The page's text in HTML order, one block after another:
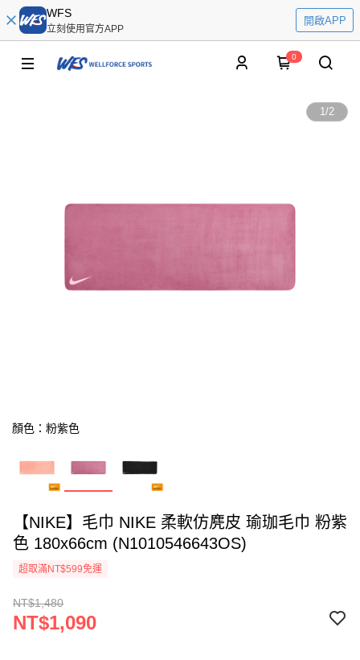
WFS
立刻使用官方APP
開啟APP
0
1/2
顏色：粉紫色
【NIKE】毛巾 NIKE 柔軟仿麂皮 瑜珈毛巾 粉紫
色 180x66cm (N1010546643OS)
超取滿NT$599免運
NT$1,480
NT$1,090